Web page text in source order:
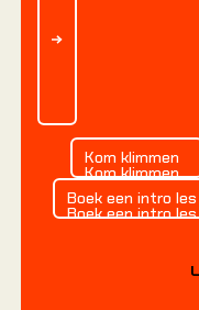
Kom klimmen
Kom klimmen
Kom klimmen
Boek een intro les
Boek een intro les
Boek een intro les